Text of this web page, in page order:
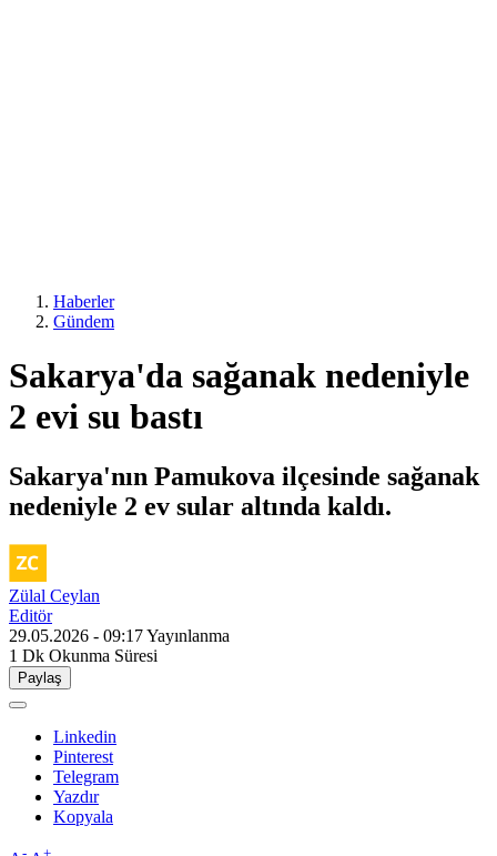
Haberler
Gündem
Sakarya'da sağanak nedeniyle
2 evi su bastı
Sakarya'nın Pamukova ilçesinde sağanak
nedeniyle 2 ev sular altında kaldı.
Zülal Ceylan
Editör
29.05.2026 - 09:17Yayınlanma
1 Dk Okunma Süresi
Paylaş
Linkedin
Pinterest
Telegram
Yazdır
Kopyala